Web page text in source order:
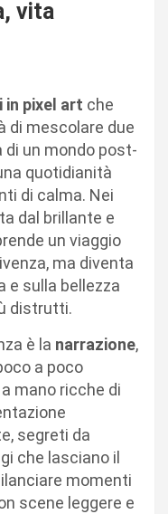
vita
in pixel art che
di mescolare due
di un mondo post-
quotidianità
di calma. Nei
dal brillante e
un viaggio
ma diventa
e sulla bellezza
distrutti.
è la narrazione,
a poco
mano ricche di
segreti da
che lasciano il
momenti
scene leggere e